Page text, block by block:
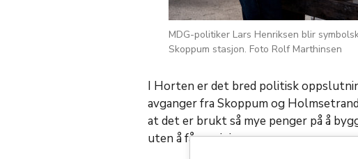
MDG-politiker Lars Henriksen blir
Skoppum stasjon. Foto Rolf Marthinsen
I Horten er det bred politisk
avganger fra Skoppum og
at det er brukt så mye penger på å
uten å få noe igjen.